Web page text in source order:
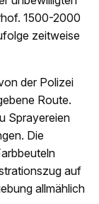
1500-2000
zeitweise
der Polizei
Route.
Sprayereien
Die
auf
allmählich